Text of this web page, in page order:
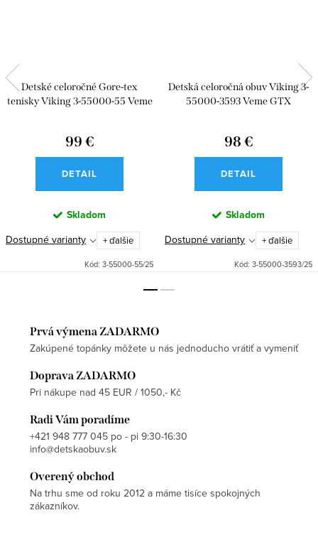
Detské celoročné Gore-tex
tenisky Viking 3-55000-55 Veme
99 €
DETAIL
Skladom
Dostupné varianty + ďalšie
Kód: 3-55000-55/25
Detská celoročná obuv Viking 3-
55000-3593 Veme GTX
98 €
DETAIL
Skladom
Dostupné varianty + ďalšie
Kód: 3-55000-3593/25
Prvá výmena ZADARMO
Zakúpené topánky môžete u nás jednoducho vrátiť a vymeniť
Doprava ZADARMO
Pri nákupe nad 45 EUR / 1050,- Kč
Radi Vám poradíme
+421 948 777 045 po - pi 9:30-16:30
info@detskaobuv.sk
Overený obchod
Na trhu sme od roku 2012 a máme tisíce spokojných
zákazníkov.